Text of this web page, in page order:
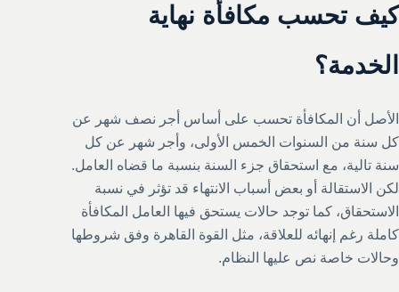
كيف تحسب مكافأة نهاية
الخدمة؟
الأصل أن المكافأة تحسب على أساس أجر نصف شهر عن
كل سنة من السنوات الخمس الأولى، وأجر شهر عن كل
سنة تالية، مع استحقاق جزء السنة بنسبة ما قضاه العامل.
لكن الاستقالة أو بعض أسباب الانتهاء قد تؤثر في نسبة
الاستحقاق، كما توجد حالات يستحق فيها العامل المكافأة
كاملة رغم إنهائه للعلاقة، مثل القوة القاهرة وفق شروطها
وحالات خاصة نص عليها النظام.